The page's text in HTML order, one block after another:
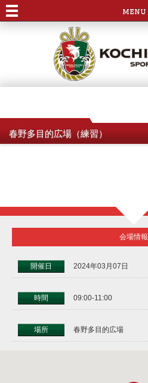
menu
春野多目的広場（練習）
会場情報
開催日 2024年03月07日
時間 09:00-11:00
場所 春野多目的広場